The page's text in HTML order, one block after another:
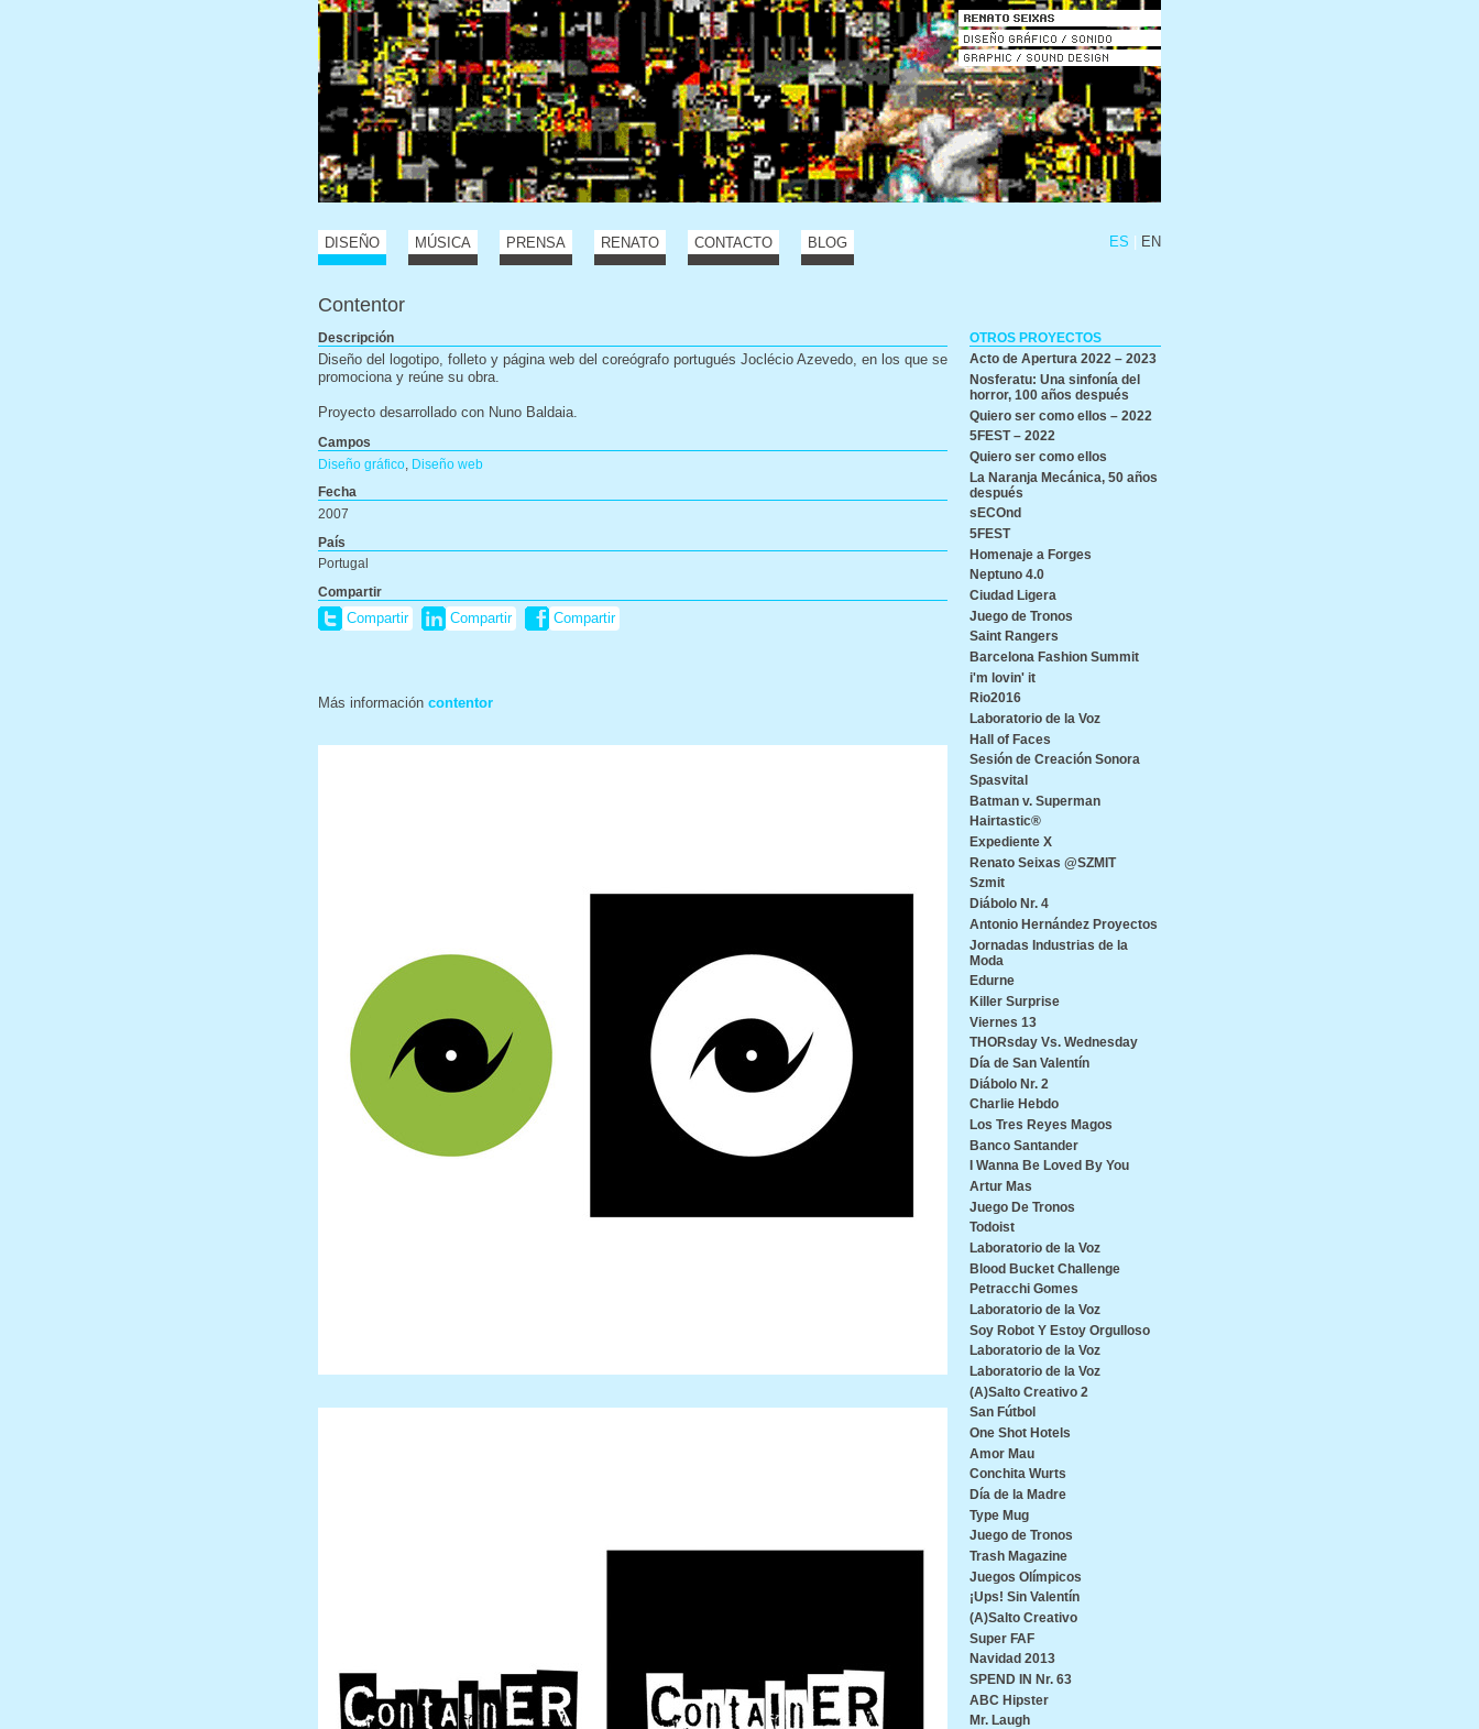
DISEÑO MÚSICA PRENSA RENATO CONTACTO BLOG ES EN
Contentor
Descripción
Diseño del logotipo, folleto y página web del coreógrafo portugués Joclécio Azevedo, en los que se
promociona y reúne su obra.
Proyecto desarrollado con Nuno Baldaia.
Campos
Diseño gráfico Diseño web
Fecha
2007
País
Portugal
Compartir
Compartir Compartir Compartir
Más información contentor
OTROS PROYECTOS
Acto de Apertura 2022 – 2023
Nosferatu: Una sinfonía del
horror, 100 años después
Quiero ser como ellos – 2022
5FEST – 2022
Quiero ser como ellos
La Naranja Mecánica, 50 años
después
sECOnd
5FEST
Homenaje a Forges
Neptuno 4.0
Ciudad Ligera
Juego de Tronos
Saint Rangers
Barcelona Fashion Summit
i'm lovin' it
Rio2016
Laboratorio de la Voz
Hall of Faces
Sesión de Creación Sonora
Spasvital
Batman v. Superman
Hairtastic®
Expediente X
Renato Seixas @SZMIT
Szmit
Diábolo Nr. 4
Antonio Hernández Proyectos
Jornadas Industrias de la
Moda
Edurne
Killer Surprise
Viernes 13
THORsday Vs. Wednesday
Día de San Valentín
Diábolo Nr. 2
Charlie Hebdo
Los Tres Reyes Magos
Banco Santander
I Wanna Be Loved By You
Artur Mas
Juego De Tronos
Todoist
Laboratorio de la Voz
Blood Bucket Challenge
Petracchi Gomes
Laboratorio de la Voz
Soy Robot Y Estoy Orgulloso
Laboratorio de la Voz
Laboratorio de la Voz
(A)Salto Creativo 2
San Fútbol
One Shot Hotels
Amor Mau
Conchita Wurts
Día de la Madre
Type Mug
Juego de Tronos
Trash Magazine
Juegos Olímpicos
¡Ups! Sin Valentín
(A)Salto Creativo
Super FAF
Navidad 2013
SPEND IN Nr. 63
ABC Hipster
Mr. Laugh